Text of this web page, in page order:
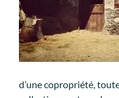
d’une copropriété,